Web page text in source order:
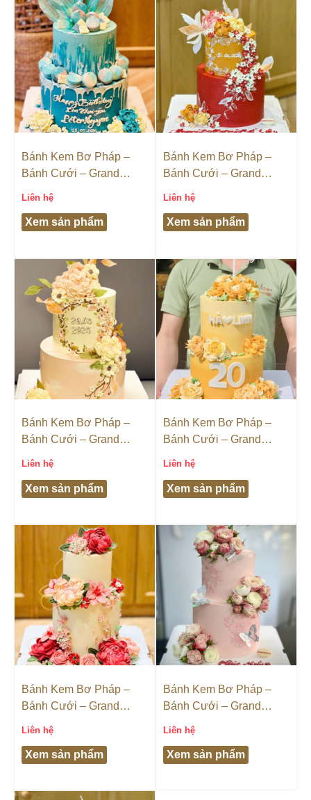
Bánh Kem Bơ Pháp –
Bánh Cưới – Grand
Liên hệ
Xem sản phẩm
Bánh Kem Bơ Pháp –
Bánh Cưới – Grand
Liên hệ
Xem sản phẩm
Bánh Kem Bơ Pháp –
Bánh Cưới – Grand
Liên hệ
Xem sản phẩm
Bánh Kem Bơ Pháp –
Bánh Cưới – Grand
Liên hệ
Xem sản phẩm
Bánh Kem Bơ Pháp –
Bánh Cưới – Grand
Liên hệ
Xem sản phẩm
Bánh Kem Bơ Pháp –
Bánh Cưới – Grand
Liên hệ
Xem sản phẩm